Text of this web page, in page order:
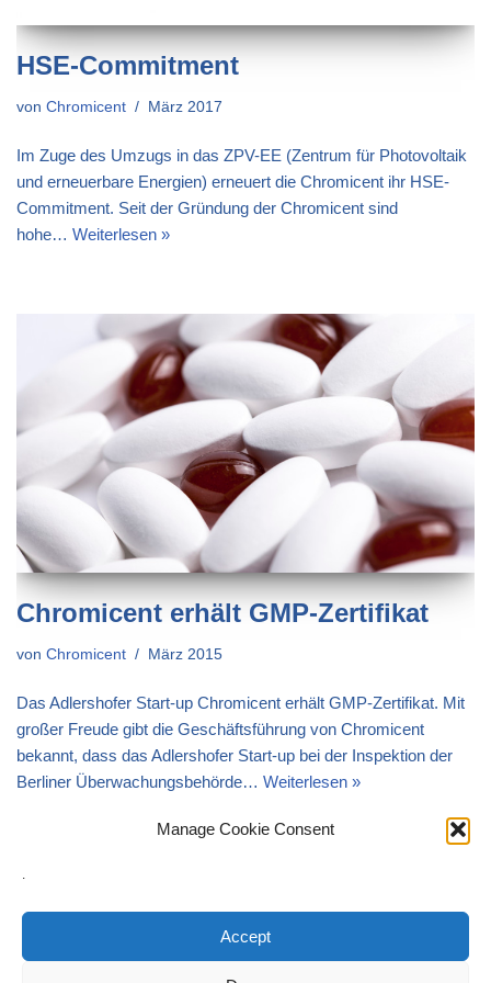
Manage Cookie Consent
.
Accept
HSE-Commitment
von Chromicent März 2017
Im Zuge des Umzugs in das ZPV-EE (Zentrum für Photovoltaik
und erneuerbare Energien) erneuert die Chromicent ihr HSE-
Commitment. Seit der Gründung der Chromicent sind
hohe… Weiterlesen »
Chromicent erhält GMP-Zertifikat
von Chromicent März 2015
Das Adlershofer Start-up Chromicent erhält GMP-Zertifikat. Mit
großer Freude gibt die Geschäftsführung von Chromicent
bekannt, dass das Adlershofer Start-up bei der Inspektion der
Berliner Überwachungsbehörde… Weiterlesen »